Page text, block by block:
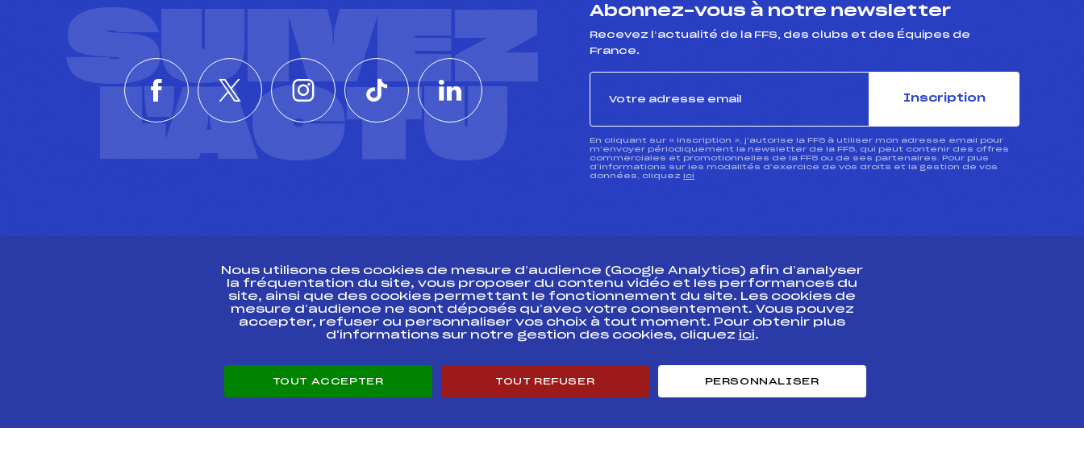
SUIVEZ
L'ACTU
Abonnez-vous à notre newsletter
Recevez l’actualité de la FFS, des clubs et des Équipes de
France.
Inscription
En cliquant sur « inscription », j’autorise la FFS à utiliser mon adresse email pour
m’envoyer périodiquement la newsletter de la FFS, qui peut contenir des offres
commerciales et promotionnelles de la FFS ou de ses partenaires. Pour plus
d’informations sur les modalités d’exercice de vos droits et la gestion de vos
données, cliquez ici
ESPACE PRESSE
Ressources
Pass’Neige
Projet sportif fédéral
Pôle vie de l’athlète
Enseignement professionnel
Nous utilisons des cookies de mesure d’audience (Google Analytics) afin d’analyser
la fréquentation du site, vous proposer du contenu vidéo et les performances du
site, ainsi que des cookies permettant le fonctionnement du site. Les cookies de
mesure d’audience ne sont déposés qu’avec votre consentement. Vous pouvez
accepter, refuser ou personnaliser vos choix à tout moment. Pour obtenir plus
d'informations sur notre gestion des cookies, cliquez ici.
TOUT ACCEPTER TOUT REFUSER PERSONNALISER